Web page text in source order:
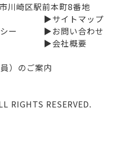
川崎区駅前本町8番地
ー
▶サイトマップ
▶お問い合わせ
▶会社概要
）のご案内
RIGHTS RESERVED.